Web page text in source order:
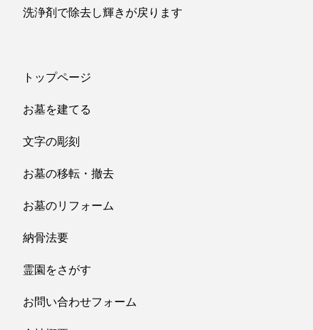
洗浄剤で除去し輝きが戻ります
トップページ
お墓を建てる
文字の彫刻
お墓の移転・撤去
お墓のリフォーム
納骨法要
霊園をさがす
お問い合わせフォーム